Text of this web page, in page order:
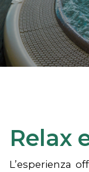
Relax
L’esperienza